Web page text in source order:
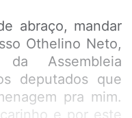
abraço, mandar
Othelino Neto,
Assembleia
deputados que
pra mim.
e por este